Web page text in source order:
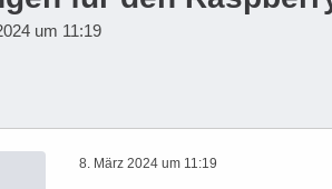
um 11:19
8. März 2024 um 11:19